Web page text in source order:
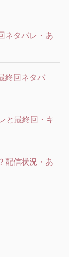
ネタバレ・あ
終回ネタバ
と最終回・キ
配信状況・あ